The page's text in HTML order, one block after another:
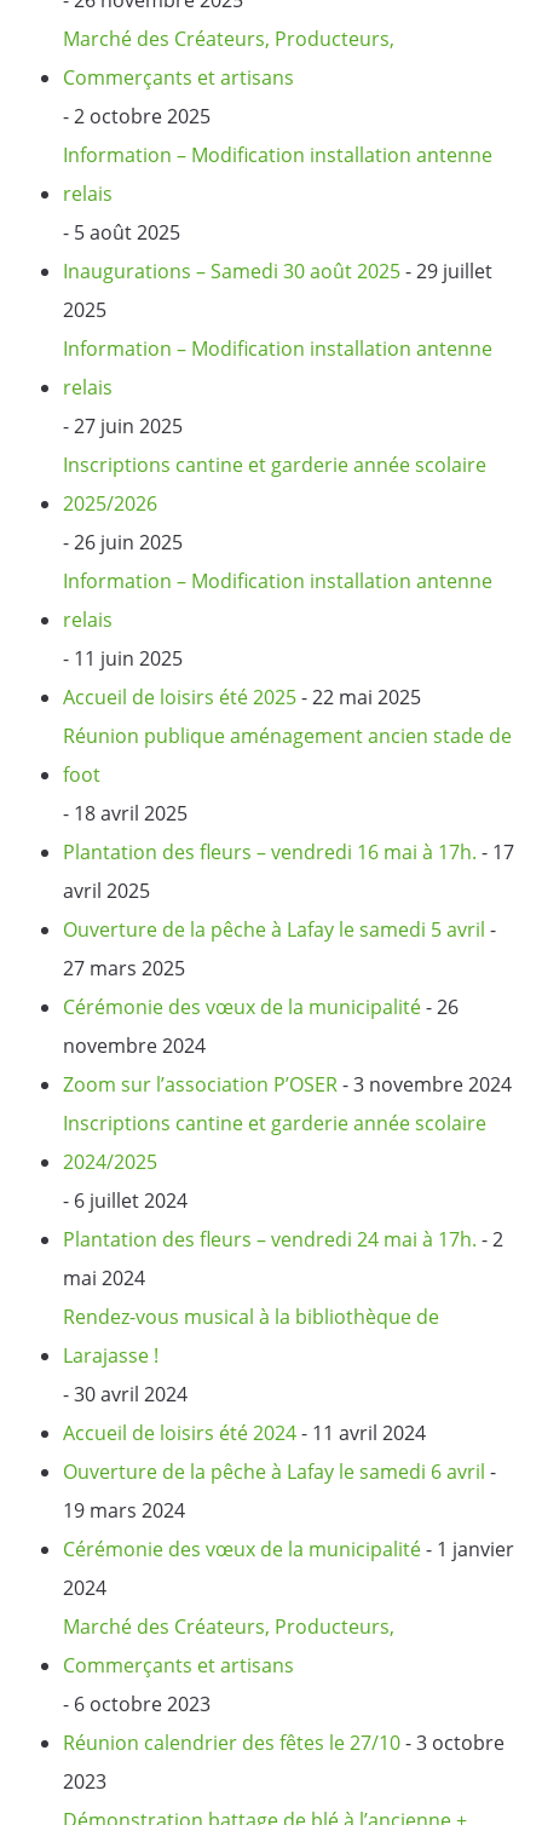
Marché des Créateurs, Producteurs,
Commerçants et artisans
- 2 octobre 2025
Information – Modification installation antenne
relais
- 5 août 2025
Inaugurations – Samedi 30 août 2025- 29 juillet
2025
Information – Modification installation antenne
relais
- 27 juin 2025
Inscriptions cantine et garderie année scolaire
2025/2026
- 26 juin 2025
Information – Modification installation antenne
relais
- 11 juin 2025
Accueil de loisirs été 2025- 22 mai 2025
Réunion publique aménagement ancien stade de
foot
- 18 avril 2025
Plantation des fleurs – vendredi 16 mai à 17h. - 17
avril 2025
Ouverture de la pêche à Lafay le samedi 5 avril -
27 mars 2025
Cérémonie des vœux de la municipalité- 26
novembre 2024
Zoom sur l’association P’OSER- 3 novembre 2024
Inscriptions cantine et garderie année scolaire
2024/2025
- 6 juillet 2024
Plantation des fleurs – vendredi 24 mai à 17h. - 2
mai 2024
Rendez-vous musical à la bibliothèque de
Larajasse !
- 30 avril 2024
Accueil de loisirs été 2024- 11 avril 2024
Ouverture de la pêche à Lafay le samedi 6 avril -
19 mars 2024
Cérémonie des vœux de la municipalité- 1 janvier
2024
Marché des Créateurs, Producteurs,
Commerçants et artisans
- 6 octobre 2023
Réunion calendrier des fêtes le 27/10- 3 octobre
2023
Démonstration battage de blé à l’ancienne +